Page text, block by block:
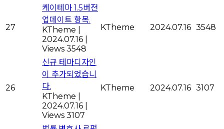
27
케이테마 1.5버전
업데이트 항목.
KTheme
2024.07.16
Views 3548
KTheme 2024.07.16 3548
26
신규 테마디자인
이 추가되었습니
다.
KTheme
2024.07.16
Views 3107
KTheme 2024.07.16 3107